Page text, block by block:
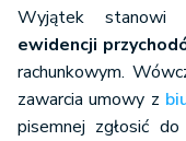
Wyjątek stanowi
ewidencji
rachunkowym.
zawarcia umowy z
pisemnej zgłosić